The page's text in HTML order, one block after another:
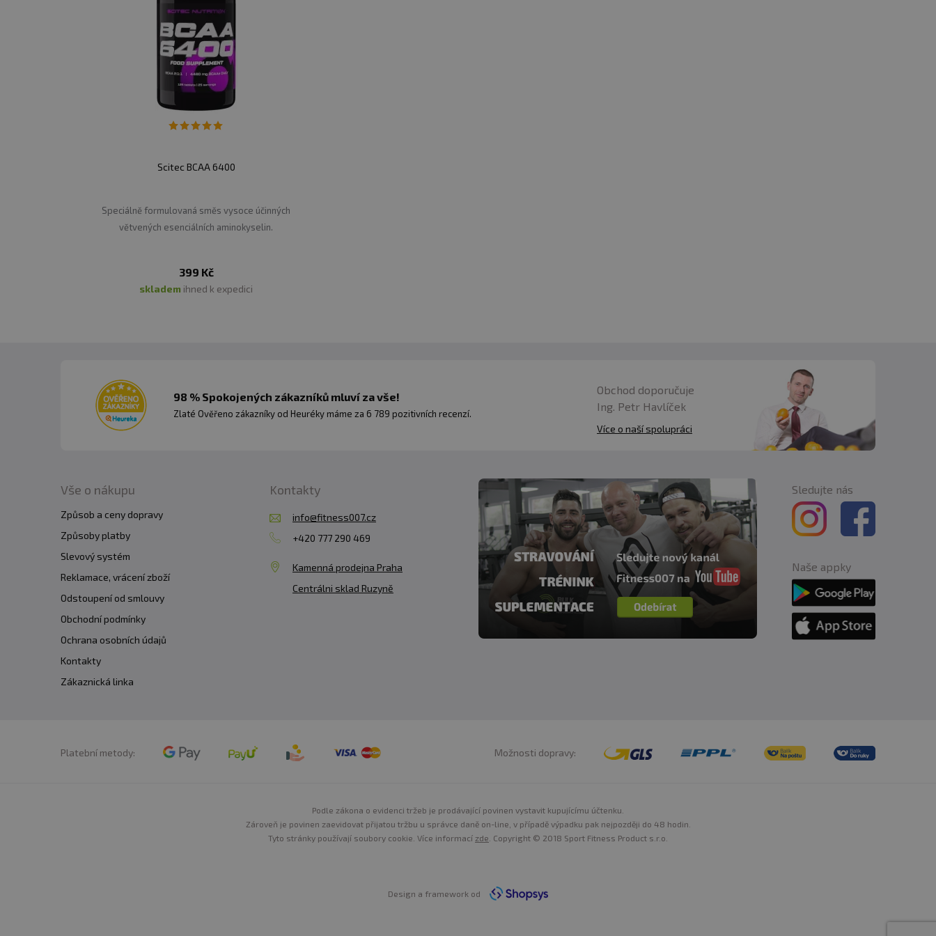
Scitec BCAA 6400
Speciálně formulovaná směs vysoce účinných
větvených esenciálních aminokyselin.
399 Kč
skladem ihned k expedici
98 % Spokojených zákazníků mluví za vše!
Zlaté Ověřeno zákazníky od Heuréky máme za 6 789 pozitivních recenzí.
Obchod doporučuje
Ing. Petr Havlíček
Více o naší spolupráci
Vše o nákupu
Způsob a ceny dopravy
Způsoby platby
Slevový systém
Reklamace, vrácení zboží
Odstoupení od smlouvy
Obchodní podmínky
Ochrana osobních údajů
Kontakty
Zákaznická linka
Kontakty
info@fitness007.cz
+420 777 290 469
Kamenná prodejna Praha
Centrálni sklad Ruzyně
Sledujte nás
Naše appky
Platební metody: Možnosti dopravy:
Podle zákona o evidenci tržeb je prodávající povinen vystavit kupujícímu účtenku.
Zároveň je povinen zaevidovat přijatou tržbu u správce daně on-line, v případě výpadku pak nejpozději do 48 hodin.
Tyto stránky používají soubory cookie. Více informací zde . Copyright © 2018 Sport Fitness Product s.r.o.
Design a framework od